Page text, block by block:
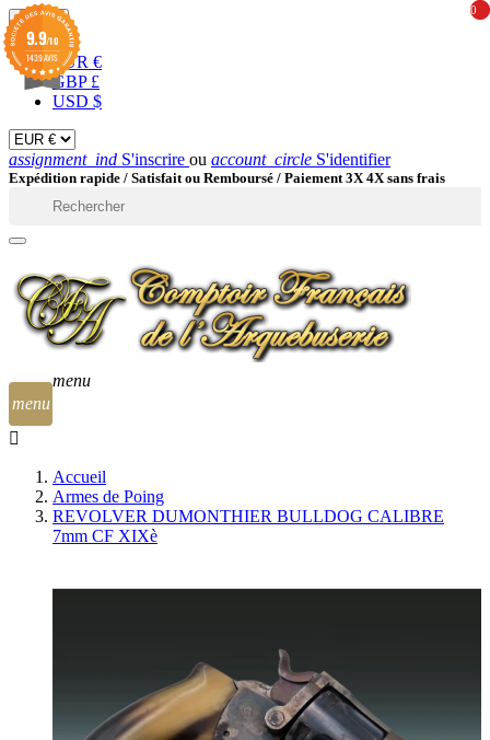
EUR 
EUR €
GBP £
USD $
assignment_ind S'inscrire ou account_circle S'identifier
Expédition rapide / Satisfait ou Remboursé / Paiement 3X 4X sans frais
menu
0
0
menu
Accueil
Armes de Poing
REVOLVER DUMONTHIER BULLDOG CALIBRE
7mm CF XIXè
9.9/10
1439 AVIS